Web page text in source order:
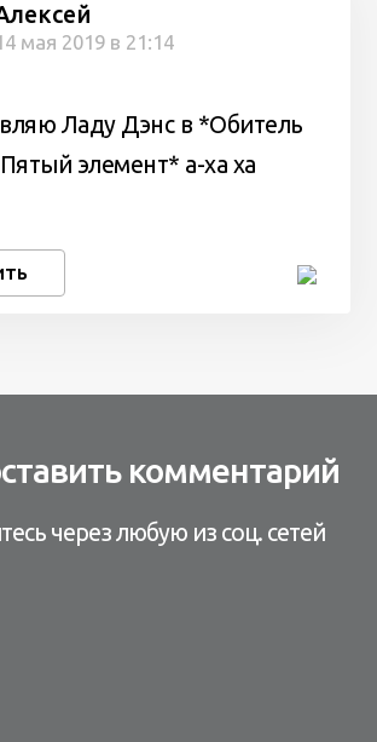
мая 2019 в 21:14
Ладу Дэнс в *Обитель
элемент* а-ха ха
комментарий
через любую из соц. сетей